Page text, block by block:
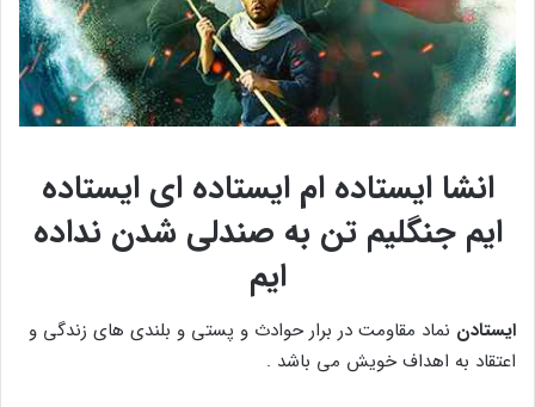
انشا ایستاده ام ایستاده ای ایستاده
ایم جنگلیم تن به صندلی شدن نداده
ایم
ایستادن نماد مقاومت در برار حوادث و پستی و بلندی های زندگی و
اعتقاد به اهداف خویش می باشد .